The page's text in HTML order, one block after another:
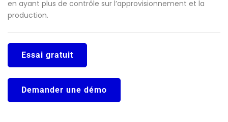
en ayant plus de contrôle sur l’approvisionnement et la
production.
Essai gratuit
Demander une démo